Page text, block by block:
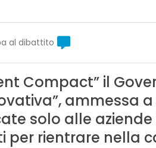
al dibattito
Compact” il
ammessa
solo alle
per rientrare nella